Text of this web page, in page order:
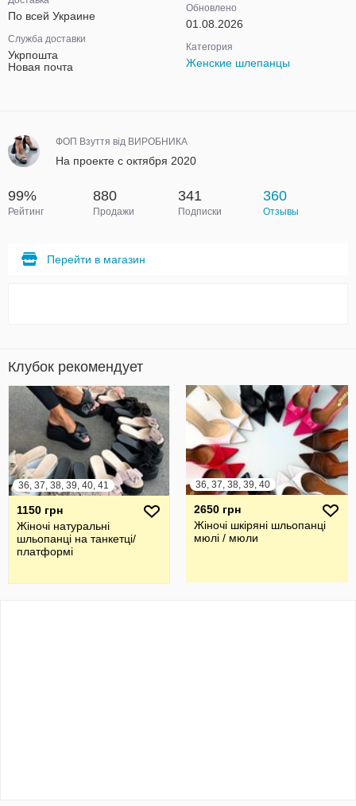
По всей Украине
Служба доставки
Укрпошта
Новая почта
Обновлено
01.08.2026
Категория
Женские шлепанцы
ФОП Взуття від ВИРОБНИКА
На проекте с октября 2020
99%
Рейтинг
880
Продажи
341
Подписки
360
Отзывы
Перейти в магазин
Клубок рекомендует
36, 37, 38, 39, 40, 41
1150 грн
Жіночі натуральні
шльопанці на танкетці/
платформі
36, 37, 38, 39, 40
2650 грн
Жіночі шкіряні шльопанці
мюлі / мюли